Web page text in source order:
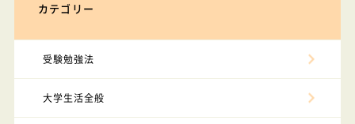
カテゴリー
受験勉強法
大学生活全般